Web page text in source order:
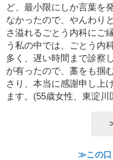
ど、最小限にしか言葉を
なかったので、やんわり
さ溢れるごとう内科にご
う私の中では、ごとう内
多く、遅い時間まで診察
が有ったので、藁をも掴
さり、本当に感謝申し上
ます。(55歳女性、東淀
≫この口